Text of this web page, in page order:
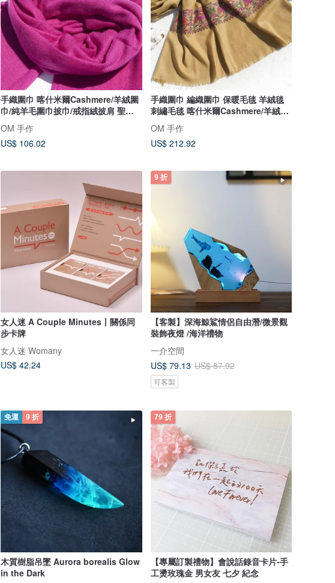
手織圍巾 喀什米爾Cashmere/羊絨圍
巾/純羊毛圍巾披巾/戒指絨披肩 聖誕
節禮物 交換禮物 母親節 父親節-熱情
桃紅
OM 手作
US$ 106.02
手織圍巾 編織圍巾 保暖毛毯 羊絨毯
刺繡毛毯 喀什米爾Cashmere/羊絨圍
巾/純羊毛圍巾披巾/戒指絨披肩-刺繡
動物
OM 手作
US$ 212.92
女人迷 A Couple Minutes丨關係同
步卡牌
女人迷 Womany
US$ 42.24
9 折
【客製】深海鯨鯊情侶自由潛/微景觀
裝飾夜燈 /海洋禮物
一介空間
US$ 79.13 US$ 87.92
可客製
免運 9 折
木質樹脂吊墜 Aurora borealis Glow
in the Dark
79 折
【專屬訂製禮物】會說話錄音卡片-手
工燙玫瑰金 男女友 七夕 紀念